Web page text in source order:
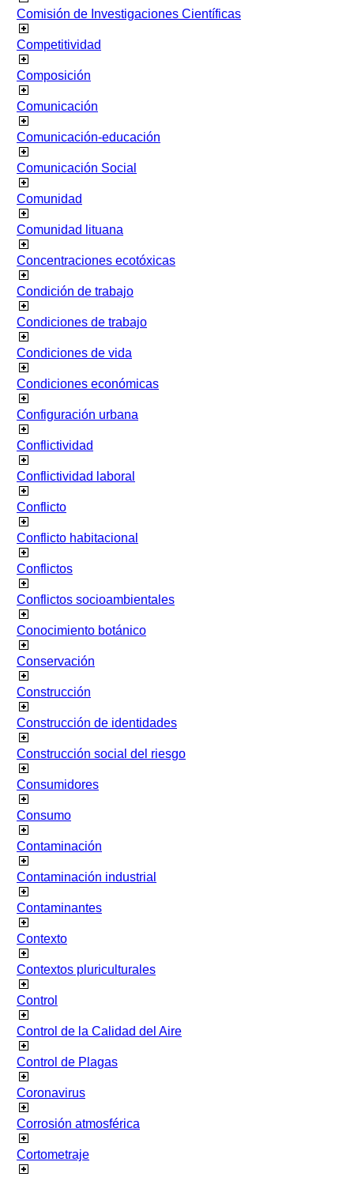
Comisión de Investigaciones Científicas
Competitividad
Composición
Comunicación
Comunicación-educación
Comunicación Social
Comunidad
Comunidad lituana
Concentraciones ecotóxicas
Condición de trabajo
Condiciones de trabajo
Condiciones de vida
Condiciones económicas
Configuración urbana
Conflictividad
Conflictividad laboral
Conflicto
Conflicto habitacional
Conflictos
Conflictos socioambientales
Conocimiento botánico
Conservación
Construcción
Construcción de identidades
Construcción social del riesgo
Consumidores
Consumo
Contaminación
Contaminación industrial
Contaminantes
Contexto
Contextos pluriculturales
Control
Control de la Calidad del Aire
Control de Plagas
Coronavirus
Corrosión atmosférica
Cortometraje